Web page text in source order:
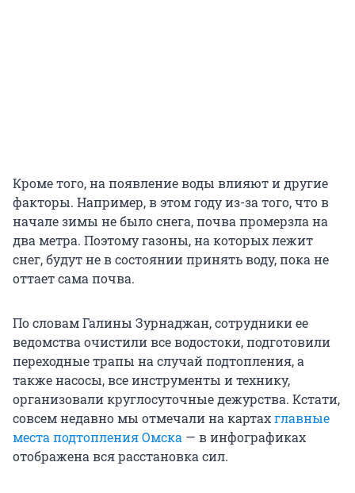
Кроме того, на появление воды влияют и другие
факторы. Например, в этом году из-за того, что в
начале зимы не было снега, почва промерзла на
два метра. Поэтому газоны, на которых лежит
снег, будут не в состоянии принять воду, пока не
оттает сама почва.
По словам Галины Зурнаджан, сотрудники ее
ведомства очистили все водостоки, подготовили
переходные трапы на случай подтопления, а
также насосы, все инструменты и технику,
организовали круглосуточные дежурства. Кстати,
совсем недавно мы отмечали на картахглавные
места подтопления Омска — в инфографиках
отображена вся расстановка сил.